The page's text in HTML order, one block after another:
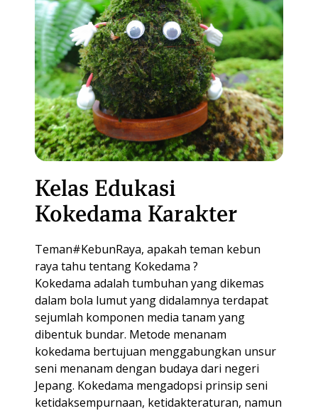
Kelas Edukasi
Kokedama Karakter
Teman#KebunRaya, apakah teman kebun
raya tahu tentang Kokedama ?
Kokedama adalah tumbuhan yang dikemas
dalam bola lumut yang didalamnya terdapat
sejumlah komponen media tanam yang
dibentuk bundar. Metode menanam
kokedama bertujuan menggabungkan unsur
seni menanam dengan budaya dari negeri
Jepang. Kokedama mengadopsi prinsip seni
ketidaksempurnaan, ketidakteraturan, namun